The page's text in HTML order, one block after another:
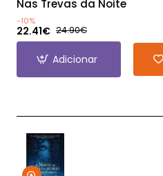
Nas Trevas da Noite
-10%
22.41€ 24.90€
Adicionar